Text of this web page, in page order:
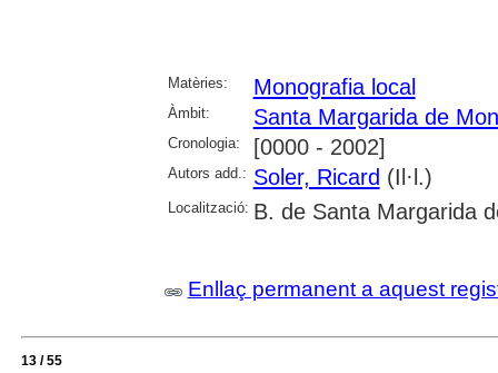
Matèries: Monografia local
Àmbit: Santa Margarida de
Cronologia: [0000 - 2002]
Autors add.: Soler, Ricard (Il·l.)
Localització: B. de Santa Margarida
Enllaç permanent a aquest
13 / 55